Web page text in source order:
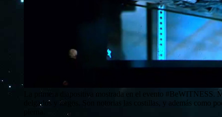
La primera diapositiva mostrada en el evento #BeWITNESS.
delgados y largos. Son notorias las costillas, y además como